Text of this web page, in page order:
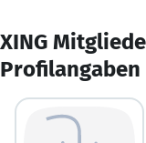
XING
Profilangaben